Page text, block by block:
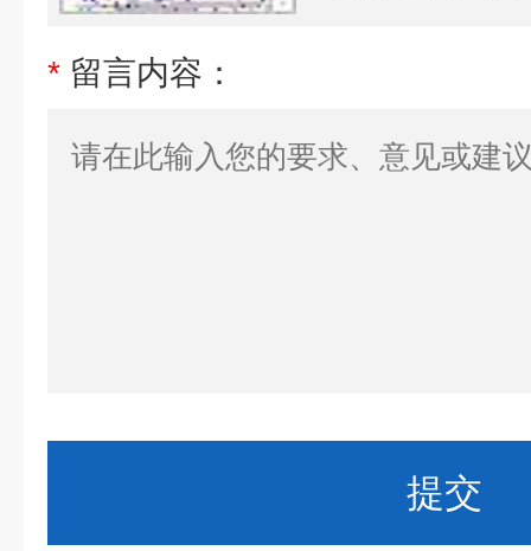
* 留言内容：